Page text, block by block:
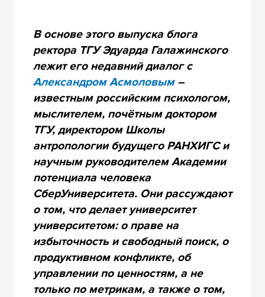
В основе этого выпуска блога
ректора ТГУ Эдуарда Галажинского
лежит его недавний диалог с
Александром Асмоловым–
известным российским психологом,
мыслителем, почётным доктором
ТГУ, директором Школы
антропологии будущего РАНХИГС и
научным руководителем Академии
потенциала человека
СберУниверситета. Они рассуждают
о том, что делает университет
университетом: о праве на
избыточность и свободный поиск, о
продуктивном конфликте, об
управлении по ценностям, а не
только по метрикам, а также о том,